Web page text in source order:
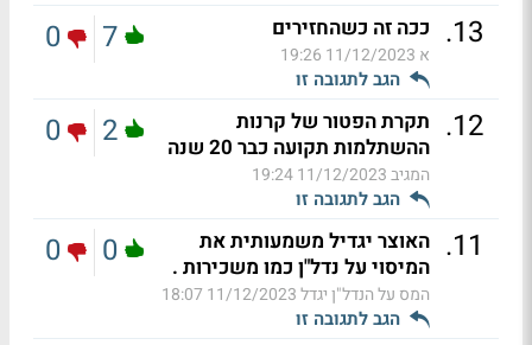
13
. ככה זה כשהחזירים
א 11/12/2023 19:26
הגב לתגובה זו
7
0
12
. תקרת הפטור של קרנות
ההשתלמות תקועה כבר 20 שנה
המגיב11/12/2023 19:24
הגב לתגובה זו
2
0
11
. האוצר יגדיל משמעותית את
המיסוי על נדל"ן כמו משכירות .
המס על הנדל"ן יגדל11/12/2023 18:07
הגב לתגובה זו
0
0